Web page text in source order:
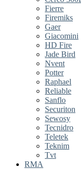
Fierre
Firemiks
Gaer
Giacomini
HD Fire
Jade Bird
Nvent
Potter
Raphael
Reliable
Sanflo
Securiton
Sewosy
Tecnidro
Teletek
Teknim
Tvt
RMA